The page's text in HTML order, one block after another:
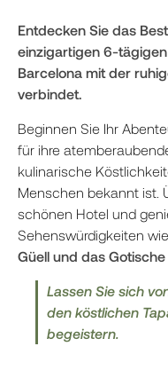
Entdecken Sie das
einzigartigen 6-
Barcelona mit der
verbindet.
Beginnen Sie Ihr
für ihre
kulinarische
Menschen bekannt ist.
schönen Hotel und
Sehenswürdigkeiten
Güell und das
Lassen Sie sich
den köstlichen
begeistern.